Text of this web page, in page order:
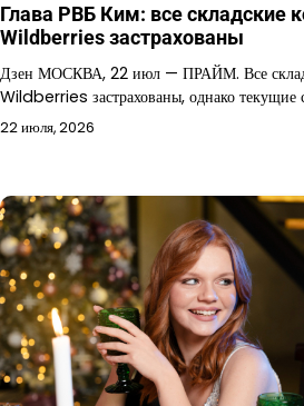
Глава РВБ Ким: все складские
Wildberries застрахованы
Дзен МОСКВА, 22 июл — ПРАЙМ. Все
Wildberries застрахованы, однако текущие
22 июля, 2026